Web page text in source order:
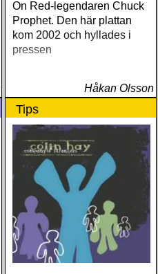
On Red-legendaren Chuck
Prophet. Den här plattan
kom 2002 och hyllades i
pressen
Håkan Olsson
Tips